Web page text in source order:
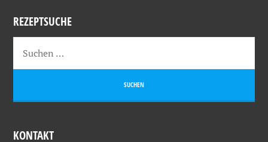
REZEPTSUCHE
KONTAKT